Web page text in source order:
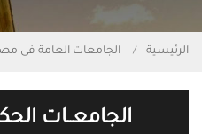
الرئيسية الجامعات العامة فى
الجامعــات